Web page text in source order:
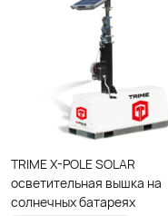
TRIME X-POLE SOLAR
осветительная вышка на
солнечных батареях